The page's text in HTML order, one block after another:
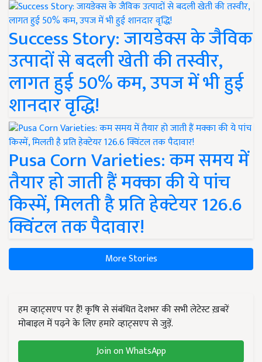
Success Story: जायडेक्स के जैविक
उत्पादों से बदली खेती की तस्वीर,
लागत हुई 50% कम, उपज में भी हुई
शानदार वृद्धि!
Pusa Corn Varieties: कम समय में
तैयार हो जाती हैं मक्का की ये पांच
किस्में, मिलती है प्रति हेक्टेयर 126.6
क्विंटल तक पैदावार!
More Stories
हम व्हाट्सएप पर हैं! कृषि से संबंधित देशभर की सभी लेटेस्ट ख़बरें
मोबाइल में पढ़ने के लिए हमारे व्हाट्सएप से जुड़ें.
Join on WhatsApp